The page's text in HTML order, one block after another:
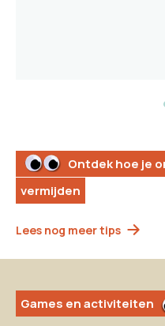
Ontdek hoe je
vermijden
Lees nog meer tips
Games en activiteiten